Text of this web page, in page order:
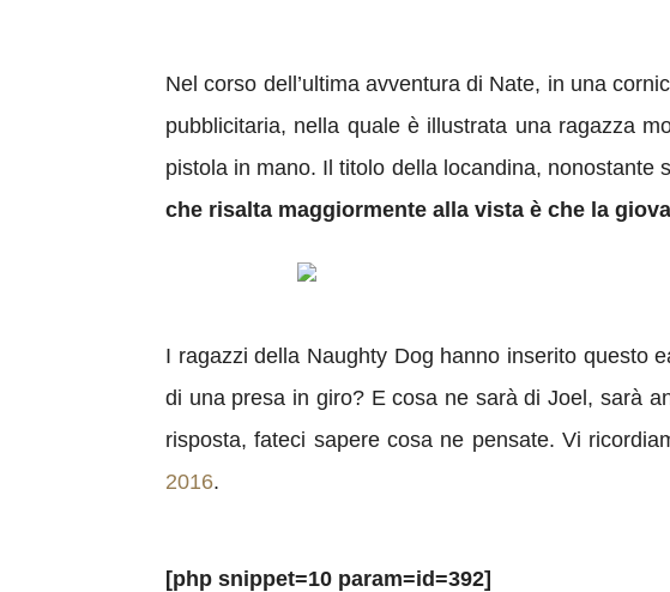
Nel corso dell’ultima avventura di Nate, in una
pubblicitaria, nella quale è illustrata una ragazza
pistola in mano. Il titolo della locandina, nonostante
che risalta maggiormente alla vista è che la
I ragazzi della Naughty Dog hanno inserito questo
di una presa in giro? E cosa ne sarà di Joel, sarà
risposta, fateci sapere cosa ne pensate. Vi
2016.
[php snippet=10 param=id=392]